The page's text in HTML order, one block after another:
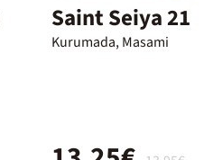
Saint Seiya 21
Kurumada, Masami